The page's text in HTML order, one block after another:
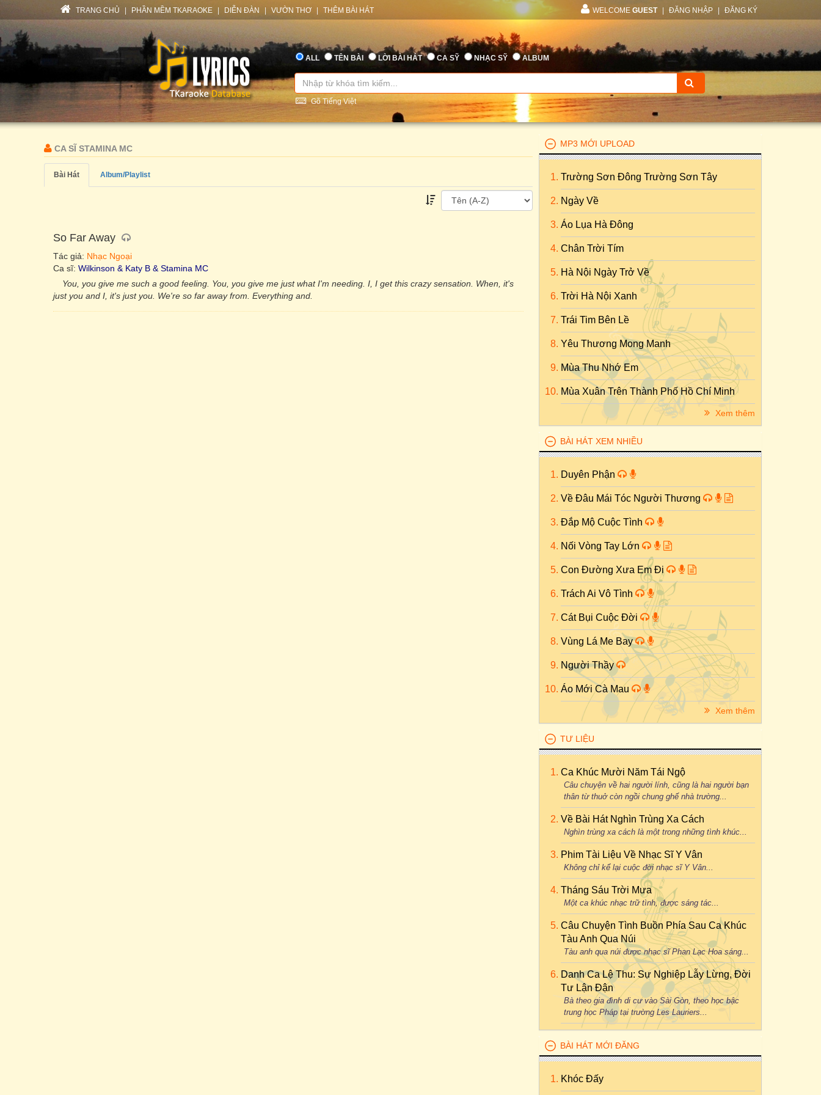
TRANG CHỦ PHẦN MỀM TKARAOKE DIỄN ĐÀN VƯỜN THƠ THÊM BÀI HÁT WELCOME GUEST ĐĂNG NHẬP ĐĂNG KÝ
ALL TÊN BÀI LỜI BÀI HÁT CA SỸ NHẠC SỸ ALBUM
Gõ Tiếng Việt
CA SĨ STAMINA MC
Bài Hát Album/Playlist
So Far Away
Tác giả: Nhạc Ngoại
Ca sĩ: Wilkinson & Katy B & Stamina MC
You, you give me such a good feeling. You, you give me just what I'm needing. I, I get this crazy sensation. When, it's
just you and I, it's just you. We're so far away from. Everything and.
MP3 MỚI UPLOAD
Trường Sơn Đông Trường Sơn Tây
Ngày Về
Áo Lụa Hà Đông
Chân Trời Tím
Hà Nội Ngày Trở Về
Trời Hà Nội Xanh
Trái Tim Bên Lề
Yêu Thương Mong Manh
Mùa Thu Nhớ Em
Mùa Xuân Trên Thành Phố Hồ Chí Minh
Xem thêm
BÀI HÁT XEM NHIỀU
Duyên Phận
Về Đâu Mái Tóc Người Thương
Đắp Mộ Cuộc Tình
Nối Vòng Tay Lớn
Con Đường Xưa Em Đi
Trách Ai Vô Tình
Cát Bụi Cuộc Đời
Vùng Lá Me Bay
Người Thầy
Áo Mới Cà Mau
Xem thêm
TƯ LIỆU
Ca Khúc Mười Năm Tái Ngộ
Câu chuyện về hai người lính, cũng là hai người bạn
thân từ thuở còn ngồi chung ghế nhà trường...
Về Bài Hát Nghìn Trùng Xa Cách
Nghìn trùng xa cách là một trong những tình khúc...
Phim Tài Liệu Về Nhạc Sĩ Y Vân
Không chỉ kể lại cuộc đời nhạc sĩ Y Vân...
Tháng Sáu Trời Mưa
Một ca khúc nhạc trữ tình, được sáng tác...
Câu Chuyện Tình Buồn Phía Sau Ca Khúc
Tàu Anh Qua Núi
Tàu anh qua núi được nhạc sĩ Phan Lạc Hoa sáng...
Danh Ca Lệ Thu: Sự Nghiệp Lẫy Lừng, Đời
Tư Lận Đận
Bà theo gia đình di cư vào Sài Gòn, theo học bậc
trung học Pháp tại trường Les Lauriers...
BÀI HÁT MỚI ĐĂNG
Khóc Đấy